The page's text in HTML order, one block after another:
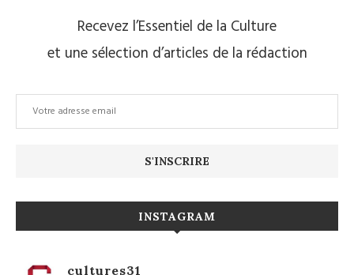
Recevez l’Essentiel de la Culture
et une sélection d’articles de la rédaction
INSTAGRAM
cultures31